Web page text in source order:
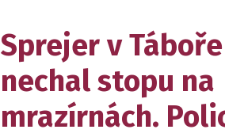
Sprejer v Táboře
nechal stopu na
mrazírnách.